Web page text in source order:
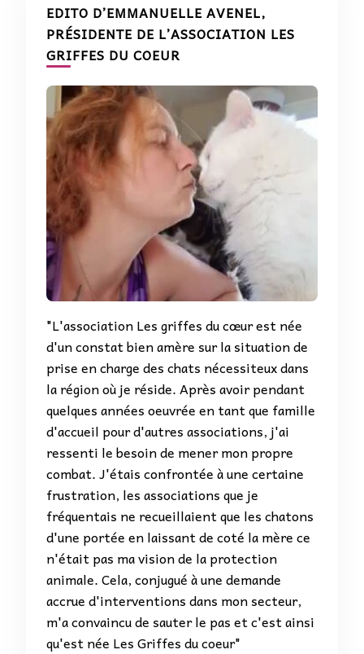
EDITO D’EMMANUELLE AVENEL,
PRÉSIDENTE DE L’ASSOCIATION LES
GRIFFES DU COEUR
"L'association Les griffes du cœur est née
d'un constat bien amère sur la situation de
prise en charge des chats nécessiteux dans
la région où je réside. Après avoir pendant
quelques années oeuvrée en tant que famille
d'accueil pour d'autres associations, j'ai
ressenti le besoin de mener mon propre
combat. J'étais confrontée à une certaine
frustration, les associations que je
fréquentais ne recueillaient que les chatons
d'une portée en laissant de coté la mère ce
n'était pas ma vision de la protection
animale. Cela, conjugué à une demande
accrue d'interventions dans mon secteur,
m'a convaincu de sauter le pas et c'est ainsi
qu'est née Les Griffes du coeur"